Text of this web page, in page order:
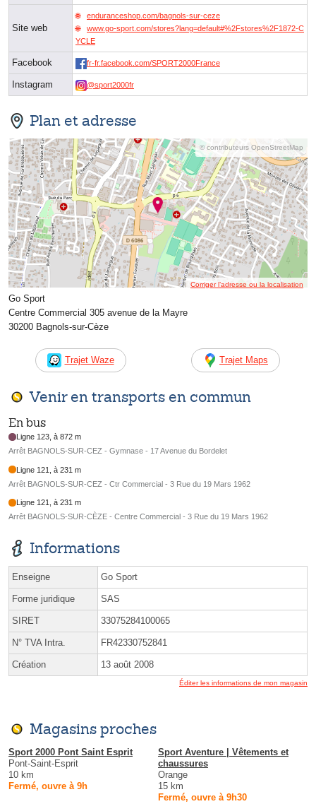
Site web
enduranceshop.com/bagnols-sur-ceze
www.go-sport.com/stores?lang=default#%2Fstores%2F1872-C
YCLE
Facebook fr-fr.facebook.com/SPORT2000France
Instagram @sport2000fr
Plan et adresse
© contributeurs OpenStreetMap
Corriger l’adresse ou la localisation
Go Sport
Centre Commercial 305 avenue de la Mayre
30200 Bagnols-sur-Cèze
Trajet Waze Trajet Maps
Venir en transports en commun
En bus
Ligne 123, à 872 m
Arrêt BAGNOLS-SUR-CEZ - Gymnase - 17 Avenue du Bordelet
Ligne 121, à 231 m
Arrêt BAGNOLS-SUR-CEZ - Ctr Commercial - 3 Rue du 19 Mars 1962
Ligne 121, à 231 m
Arrêt BAGNOLS-SUR-CÈZE - Centre Commercial - 3 Rue du 19 Mars 1962
Informations
Enseigne Go Sport
Forme juridique SAS
SIRET 33075284100065
N° TVA Intra. FR42330752841
Création 13 août 2008
Éditer les informations de mon magasin
Magasins proches
Sport 2000 Pont Saint Esprit
Pont-Saint-Esprit
10 km
Fermé, ouvre à 9h
Sport Aventure | Vêtements et
chaussures
Orange
15 km
Fermé, ouvre à 9h30